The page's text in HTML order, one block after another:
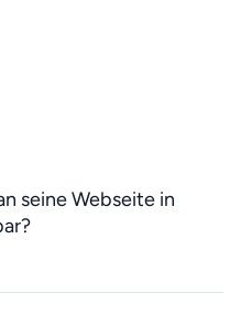
seine Webseite in